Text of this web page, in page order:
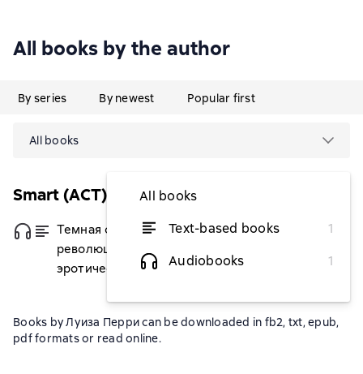
All books by the author
By series By newest Popular first
All books
All books
Text-based books
1
Audiobooks
1
Smart (АСТ)
Темная сторона сексуальной
революции. Переосмысление эпохи
эротической свободы
from $6.56
Books by Луиза Перри can be downloaded in fb2, txt, epub,
pdf formats or read online.